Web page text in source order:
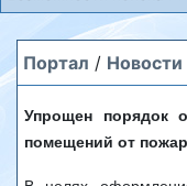
Портал / Новости
Упрощен порядок
помещений от